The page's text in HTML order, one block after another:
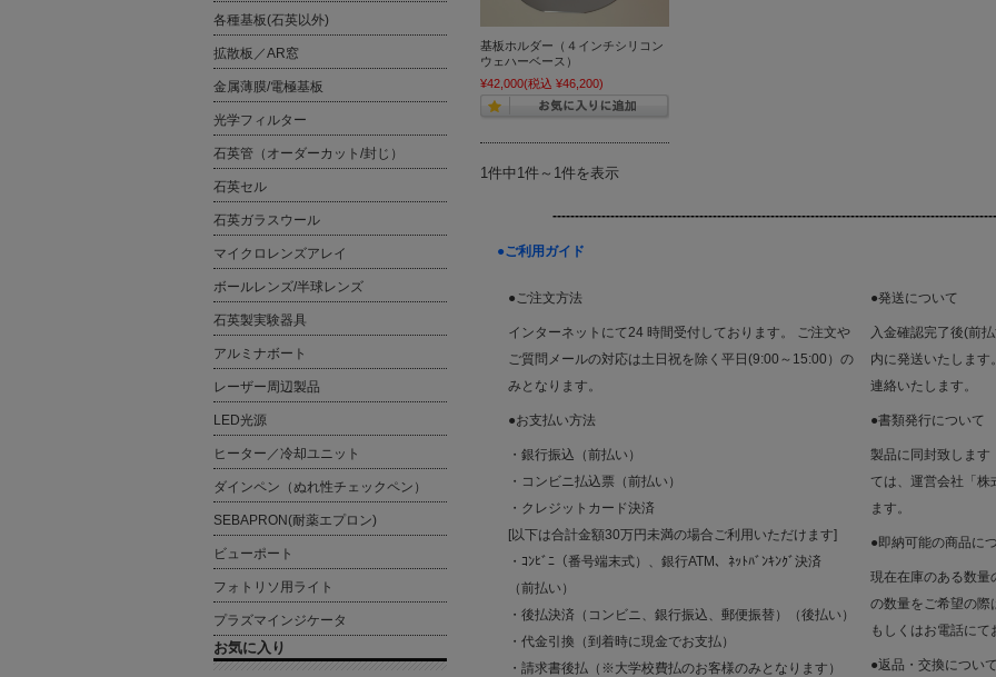
基板ホルダー（４インチシリコン
ウェハーベース）
¥42,000(税込 ¥46,200)
1件中1件～1件を表示
-----------------------------------------------------------------------
●ご利用ガイド
●ご注文方法
インターネットにて24 時間受付しております。 ご注文や
ご質問メールの対応は土日祝を除く平日(9:00～15:00）の
みとなります。
●お支払い方法
・銀行振込（前払い）
・コンビニ払込票（前払い）
・クレジットカード決済
[以下は合計金額30万円未満の場合ご利用いただけます]
・ｺﾝﾋﾞﾆ（番号端末式）、銀行ATM、ﾈｯﾄﾊﾞﾝｷﾝｸﾞ決済
（前払い）
・後払決済（コンビニ、銀行振込、郵便振替）（後払い）
・代金引換（到着時に現金でお支払）
・請求書後払（※大学校費払のお客様のみとなります）
●発送について
入金確認完了後(前
内に発送いたしま
連絡いたします。
●書類発行について
製品に同封致します
ては、運営会社「株
ます。
●即納可能の商品に
現在在庫のある数量
の数量をご希望の際
もしくはお電話にて
●返品・交換について
各種基板(石英以外)
拡散板／AR窓
金属薄膜/電極基板
光学フィルター
石英管（オーダーカット/封じ）
石英セル
石英ガラスウール
マイクロレンズアレイ
ボールレンズ/半球レンズ
石英製実験器具
アルミナボート
レーザー周辺製品
LED光源
ヒーター／冷却ユニット
ダインペン（ぬれ性チェックペン）
SEBAPRON(耐薬エプロン)
ビューポート
フォトリソ用ライト
プラズマインジケータ
お気に入り